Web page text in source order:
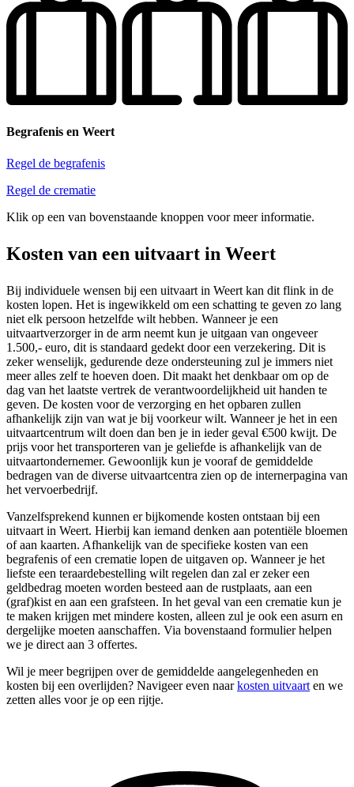
Begrafenis en Weert
Regel de begrafenis
Regel de crematie
Klik op een van bovenstaande knoppen voor meer informatie.
Kosten van een uitvaart in Weert
Bij individuele wensen bij een uitvaart in Weert kan dit flink in de
kosten lopen. Het is ingewikkeld om een schatting te geven zo lang
niet elk persoon hetzelfde wilt hebben. Wanneer je een
uitvaartverzorger in de arm neemt kun je uitgaan van ongeveer
1.500,- euro, dit is standaard gedekt door een verzekering. Dit is
zeker wenselijk, gedurende deze ondersteuning zul je immers niet
meer alles zelf te hoeven doen. Dit maakt het denkbaar om op de
dag van het laatste vertrek de verantwoordelijkheid uit handen te
geven. De kosten voor de verzorging en het opbaren zullen
afhankelijk zijn van wat je bij voorkeur wilt. Wanneer je het in een
uitvaartcentrum wilt doen dan ben je in ieder geval €500 kwijt. De
prijs voor het transporteren van je geliefde is afhankelijk van de
uitvaartondernemer. Gewoonlijk kun je vooraf de gemiddelde
bedragen van de diverse uitvaartcentra zien op de internerpagina van
het vervoerbedrijf.
Vanzelfsprekend kunnen er bijkomende kosten ontstaan bij een
uitvaart in Weert. Hierbij kan iemand denken aan potentiële bloemen
of aan kaarten. Afhankelijk van de specifieke kosten van een
begrafenis of een crematie lopen de uitgaven op. Wanneer je het
liefste een teraardebestelling wilt regelen dan zal er zeker een
geldbedrag moeten worden besteed aan de rustplaats, aan een
(graf)kist en aan een grafsteen. In het geval van een crematie kun je
te maken krijgen met mindere kosten, alleen zul je ook een asurn en
dergelijke moeten aanschaffen. Via bovenstaand formulier helpen
we je direct aan 3 offertes.
Wil je meer begrijpen over de gemiddelde aangelegenheden en
kosten bij een overlijden? Navigeer even naarkosten uitvaart en we
zetten alles voor je op een rijtje.